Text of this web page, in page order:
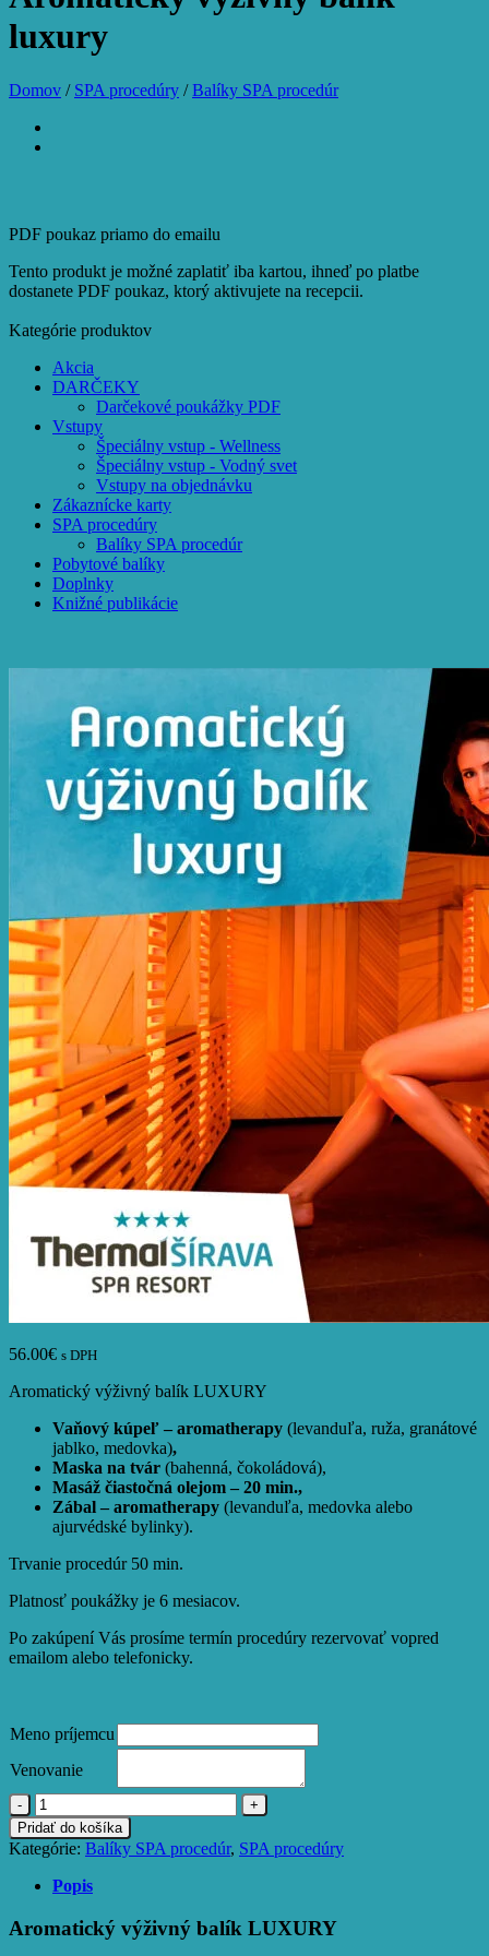
luxury
Domov / SPA procedúry / Balíky SPA procedúr
PDF poukaz priamo do emailu
Tento produkt je možné zaplatiť iba kartou, ihneď po platbe
dostanete PDF poukaz, ktorý aktivujete na recepcii.
Kategórie produktov
Akcia
DARČEKY
Darčekové poukážky PDF
Vstupy
Špeciálny vstup - Wellness
Špeciálny vstup - Vodný svet
Vstupy na objednávku
Zákaznícke karty
SPA procedúry
Balíky SPA procedúr
Pobytové balíky
Doplnky
Knižné publikácie
56.00€ s DPH
Aromatický výživný balík LUXURY
Vaňový kúpeľ – aromatherapy (levanduľa, ruža, granátové
jablko, medovka),
Maska na tvár (bahenná, čokoládová),
Masáž čiastočná olejom – 20 min.,
Zábal – aromatherapy (levanduľa, medovka alebo
ajurvédské bylinky).
Trvanie procedúr 50 min.
Platnosť poukážky je 6 mesiacov.
Po zakúpení Vás prosíme termín procedúry rezervovať vopred
emailom alebo telefonicky.
Meno príjemcu
Venovanie
množstvo
Aromatický
výživný
balík
luxury
Pridať do košíka
Kategórie: Balíky SPA procedúr, SPA procedúry
Popis
Aromatický výživný balík LUXURY